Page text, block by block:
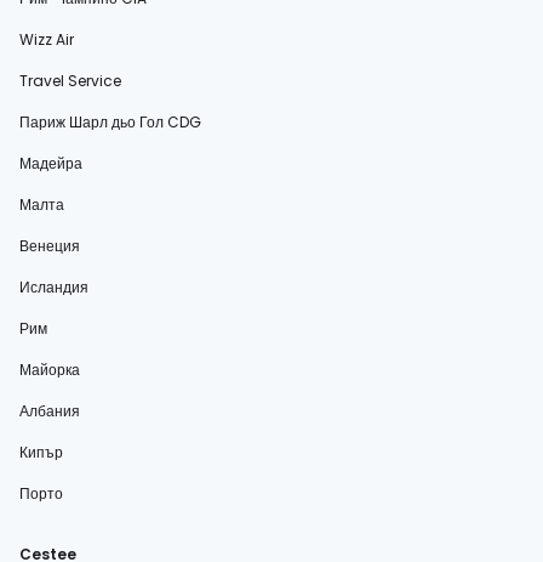
Wizz Air
Travel Service
Париж Шарл дьо Гол CDG
Мадейра
Малта
Венеция
Исландия
Рим
Майорка
Албания
Кипър
Порто
Cestee